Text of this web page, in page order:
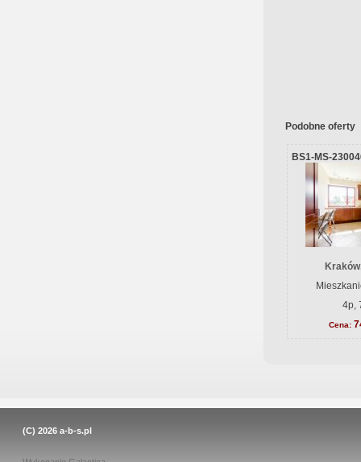
Podobne oferty
BS1-MS-
4p,
Cena:
(C) 2026 a-b-s.pl